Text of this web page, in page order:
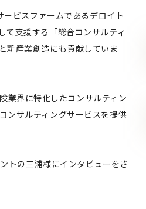
ビスファームであるデロイト
て支援する「総合コンサルティ
新産業創造にも貢献していま
界に特化したコンサルティン
ンサルティングサービスを提供
トの三浦様にインタビューをさ